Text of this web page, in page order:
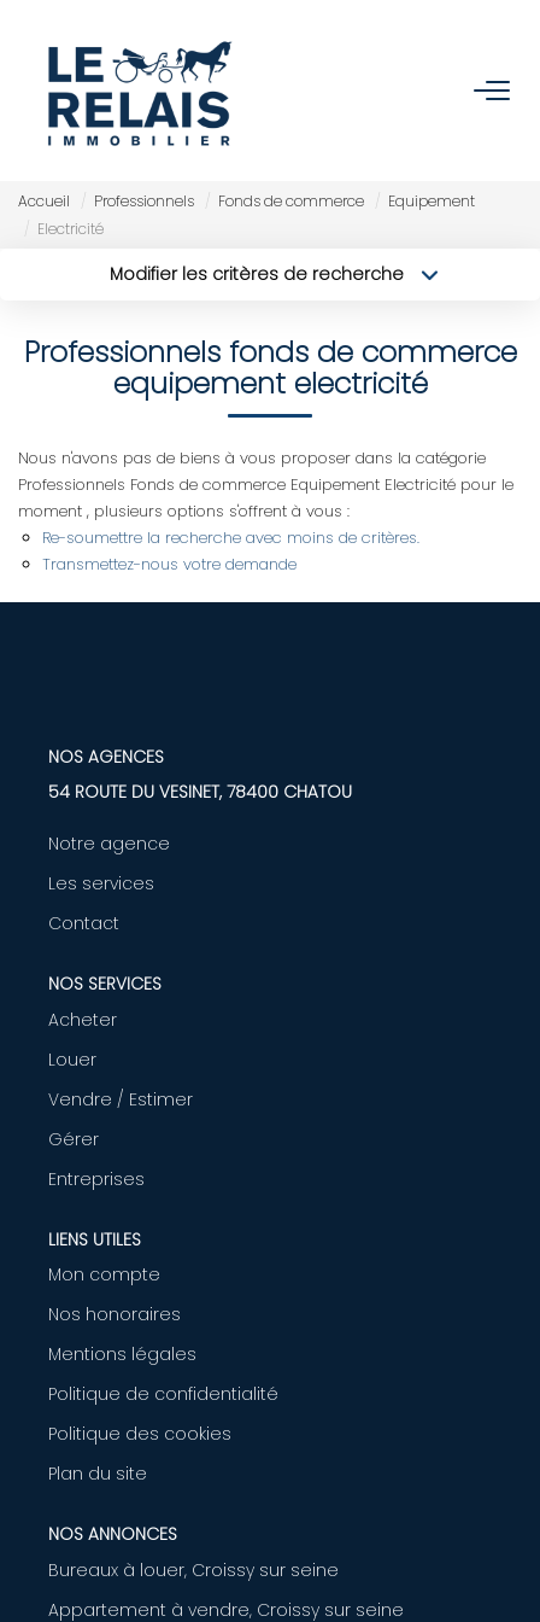
ACHETER
VENDRE/ESTIMER
Nos Références
Nos Services
LOUER
GÉRER
Accueil Professionnels Fonds de commerce
Equipement
Electricité
Modifier les critères de recherche
Sélectionnez...
Type de bien
Surface min
Créer une alerte
Professionnels fonds de commerce
equipement electricité
Nous n'avons pas de biens à vous proposer dans la catégorie
Professionnels Fonds de commerce Equipement Electricité pour le
moment , plusieurs options s'offrent à vous :
Re-soumettre la recherche avec moins de critères.
Transmettez-nous votre demande
NOS AGENCES
54 ROUTE DU VESINET, 78400 CHATOU
Notre agence
Les services
Contact
NOS SERVICES
Acheter
Louer
Vendre / Estimer
Gérer
Entreprises
LIENS UTILES
Mon compte
Nos honoraires
Mentions légales
Politique de confidentialité
Politique des cookies
Plan du site
NOS ANNONCES
Bureaux à louer, Croissy sur seine
Appartement à vendre, Croissy sur seine